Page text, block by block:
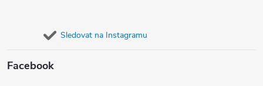
Sledovat na Instagramu
Facebook